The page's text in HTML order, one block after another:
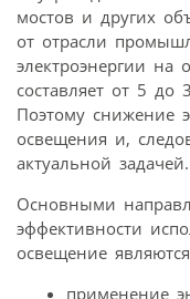
мостов и других
от отрасли
электроэнергии на
составляет от 5 до
Поэтому снижение
освещения и,
актуальной задачей.
Основными
эффективности
освещение
применение